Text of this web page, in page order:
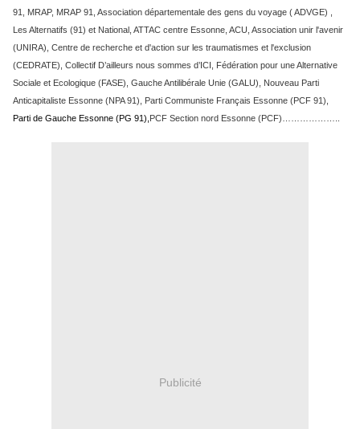
91, MRAP, MRAP 91, Association départementale des gens du voyage ( ADVGE) ,
Les Alternatifs (91) et National, ATTAC centre Essonne, ACU, Association unir l'avenir
(UNIRA), Centre de recherche et d'action sur les traumatismes et l'exclusion
(CEDRATE), Collectif D’ailleurs nous sommes d’ICI, Fédération pour une Alternative
Sociale et Ecologique (FASE), Gauche Antilibérale Unie (GALU), Nouveau Parti
Anticapitaliste Essonne (NPA 91), Parti Communiste Français Essonne (PCF 91),
Parti de Gauche Essonne (PG 91), PCF Section nord Essonne (PCF)………………..
Publicité